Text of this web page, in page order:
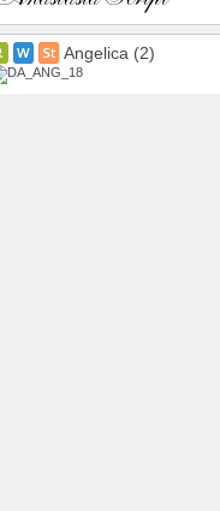
Angelica (2)